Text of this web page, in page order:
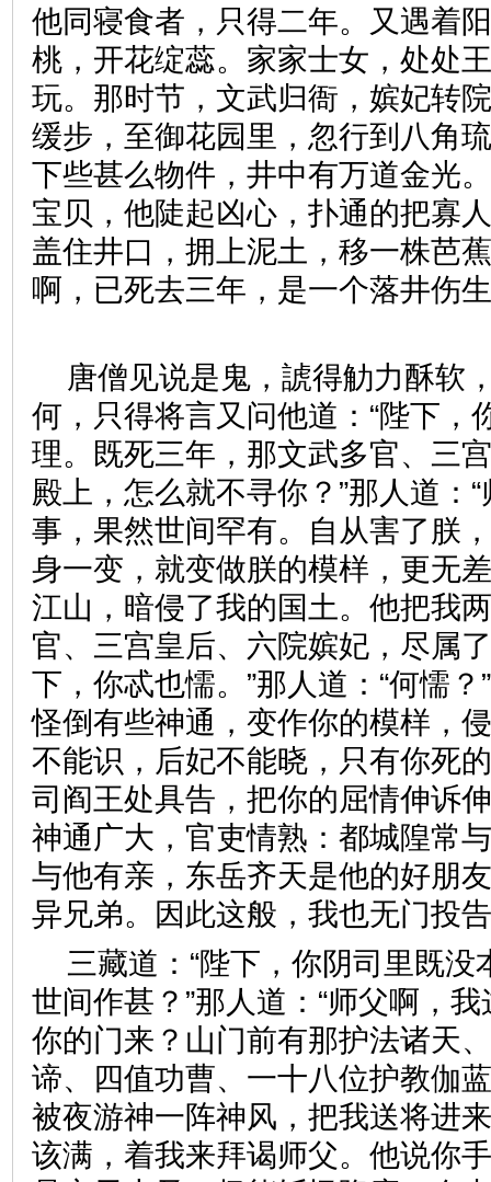
他同寝食者，只得二年。又遇着
桃，开花绽蕊。家家士女，处处
玩。那时节，文武归衙，嫔妃转
缓步，至御花园里，忽行到八角
下些甚么物件，井中有万道金光
宝贝，他陡起凶心，扑通的把寡
盖住井口，拥上泥土，移一株芭
啊，已死去三年，是一个落井
唐僧见说是鬼，諕得觔力酥软
何，只得将言又问他道：“陛下，
理。既死三年，那文武多官、三
殿上，怎么就不寻你？”那人道：
事，果然世间罕有。自从害了朕
身一变，就变做朕的模样，更无
江山，暗侵了我的国土。他把我
官、三宫皇后、六院嫔妃，尽属
下，你忒也懦。”那人道：“何懦？
怪倒有些神通，变作你的模样，
不能识，后妃不能晓，只有你死
司阎王处具告，把你的屈情伸诉
神通广大，官吏情熟：都城隍常
与他有亲，东岳齐天是他的好朋
异兄弟。因此这般，我也无门
三藏道：“陛下，你阴司里既
世间作甚？”那人道：“师父啊，
你的门来？山门前有那护法诸天
谛、四值功曹、一十八位护教伽
被夜游神一阵神风，把我送将进
该满，着我来拜谒师父。他说你